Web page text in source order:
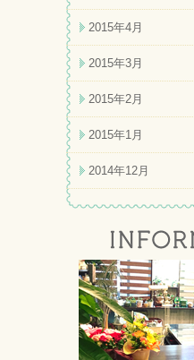
2015年4月
2015年3月
2015年2月
2015年1月
2014年12月